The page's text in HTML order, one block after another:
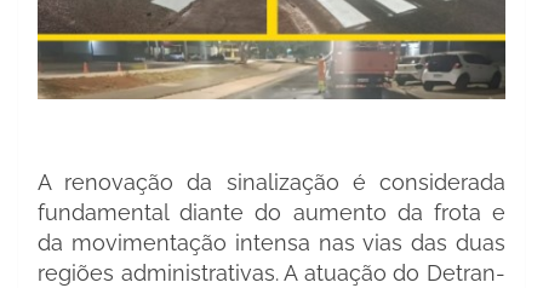
A renovação da sinalização é considerada
fundamental diante do aumento da frota e
da movimentação intensa nas vias das duas
regiões administrativas. A atuação do Detran-